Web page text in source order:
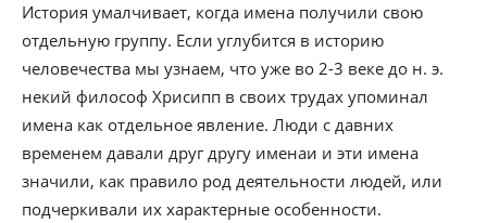
История умалчивает, когда имена получили свою
отдельную группу. Если углубится в историю
человечества мы узнаем, что уже во 2-3 веке до н. э.
некий философ Хрисипп в своих трудах упоминал
имена как отдельное явление. Люди с давних
временем давали друг другу именаи и эти имена
значили, как правило род деятельности людей, или
подчеркивали их характерные особенности.